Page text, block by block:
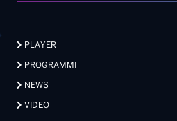
PLAYER
PROGRAMMI
NEWS
VIDEO